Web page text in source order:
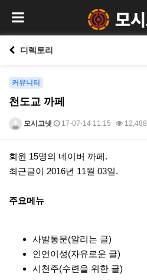
디렉토리
커뮤니티
천도교 까페
모시고넷 17-07-14 11:15 12,488
본문
회원 15명의 네이버 까페.
최근글이 2016년 11월 03일.
주요메뉴
사발통문(알리는 글)
인언이성(자유로운 글)
시천주(수련을 위한 글)